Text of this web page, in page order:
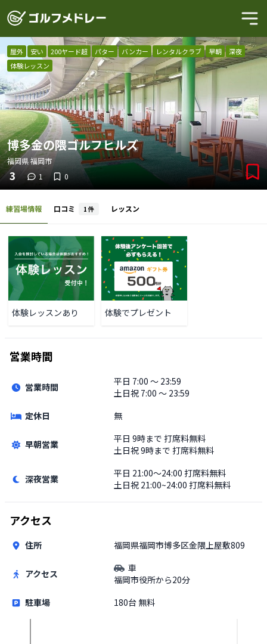
屋外 安い 200ヤード超 パター バンカー レンタルクラブ 早朝
深夜
体験レッスン
博多金の隈ゴルフヒルズ
福岡県福岡市
3 1 0
練習場情報 口コミ 1 件 レッスン
体験レッスンあり 体験でプレゼント
営業時間
営業時間 平日 7:00 〜 23:59
土日祝 7:00 〜 23:59
定休日
無
早朝営業 平日 9時まで 打席料無料
土日祝9時まで 打席料無料
深夜営業 平日 21:00〜24:00 打席料無料
土日祝 21:00~24:00 打席料無料
アクセス
住所 福岡県福岡市博多区金隈上屋敷809
アクセス
車
福岡市役所から20分
駐車場
180台 無料